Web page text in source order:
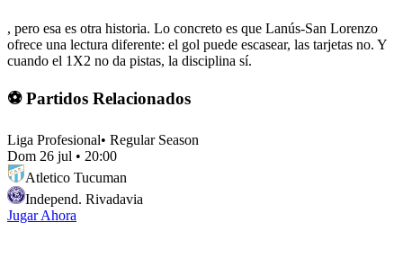
, pero esa es otra historia. Lo concreto es que Lanús-San Lorenzo
ofrece una lectura diferente: el gol puede escasear, las tarjetas no. Y
cuando el 1X2 no da pistas, la disciplina sí.
⚽ Partidos Relacionados
Liga Profesional• Regular Season
Dom 26 jul • 20:00
Atletico Tucuman
Independ. Rivadavia
Jugar Ahora